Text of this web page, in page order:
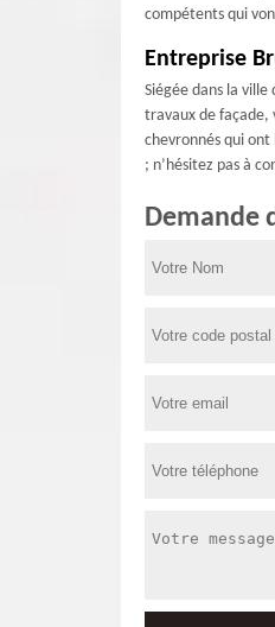
compétents qui
Entreprise
Siégée dans la
travaux de façade,
chevronnés qui ont
; n’hésitez pas à
Demande